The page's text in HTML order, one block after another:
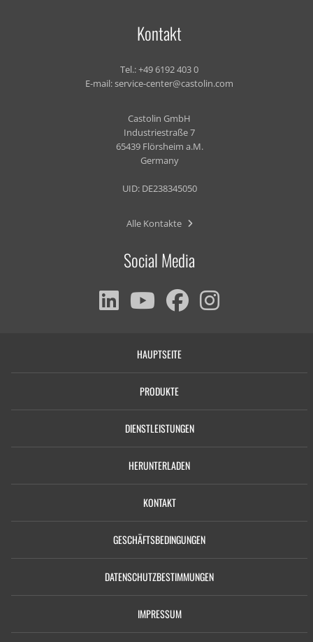
Kontakt
Tel.:+49 6192 403 0
E-mail:service-center@castolin.com
Castolin GmbH
Industriestraße 7
65439 Flörsheim a.M.
Germany
UID: DE238345050
Alle Kontakte
Social Media
HAUPTSEITE
PRODUKTE
DIENSTLEISTUNGEN
HERUNTERLADEN
KONTAKT
GESCHÄFTSBEDINGUNGEN
DATENSCHUTZBESTIMMUNGEN
IMPRESSUM